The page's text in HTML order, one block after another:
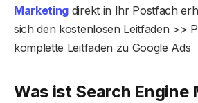
Marketing direkt in Ihr Postfach
sich den kostenlosen Leitfaden >>
komplette Leitfaden zu Google Ads
Was ist Search Engine